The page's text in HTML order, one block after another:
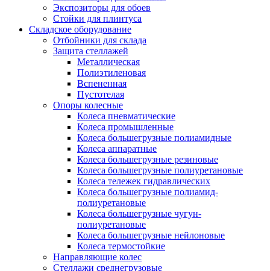
Экспозиторы для обоев
Стойки для плинтуса
Складское оборудование
Отбойники для склада
Защита стеллажей
Металлическая
Полиэтиленовая
Вспененная
Пустотелая
Опоры колесные
Колеса пневматические
Колеса промышленные
Колеса большегрузные полиамидные
Колеса аппаратные
Колеса большегрузные резиновые
Колеса большегрузные полиуретановые
Колеса тележек гидравлических
Колеса большегрузные полиамид-
полиуретановые
Колеса большегрузные чугун-
полиуретановые
Колеса большегрузные нейлоновые
Колеса термостойкие
Направляющие колес
Стеллажи среднегрузовые